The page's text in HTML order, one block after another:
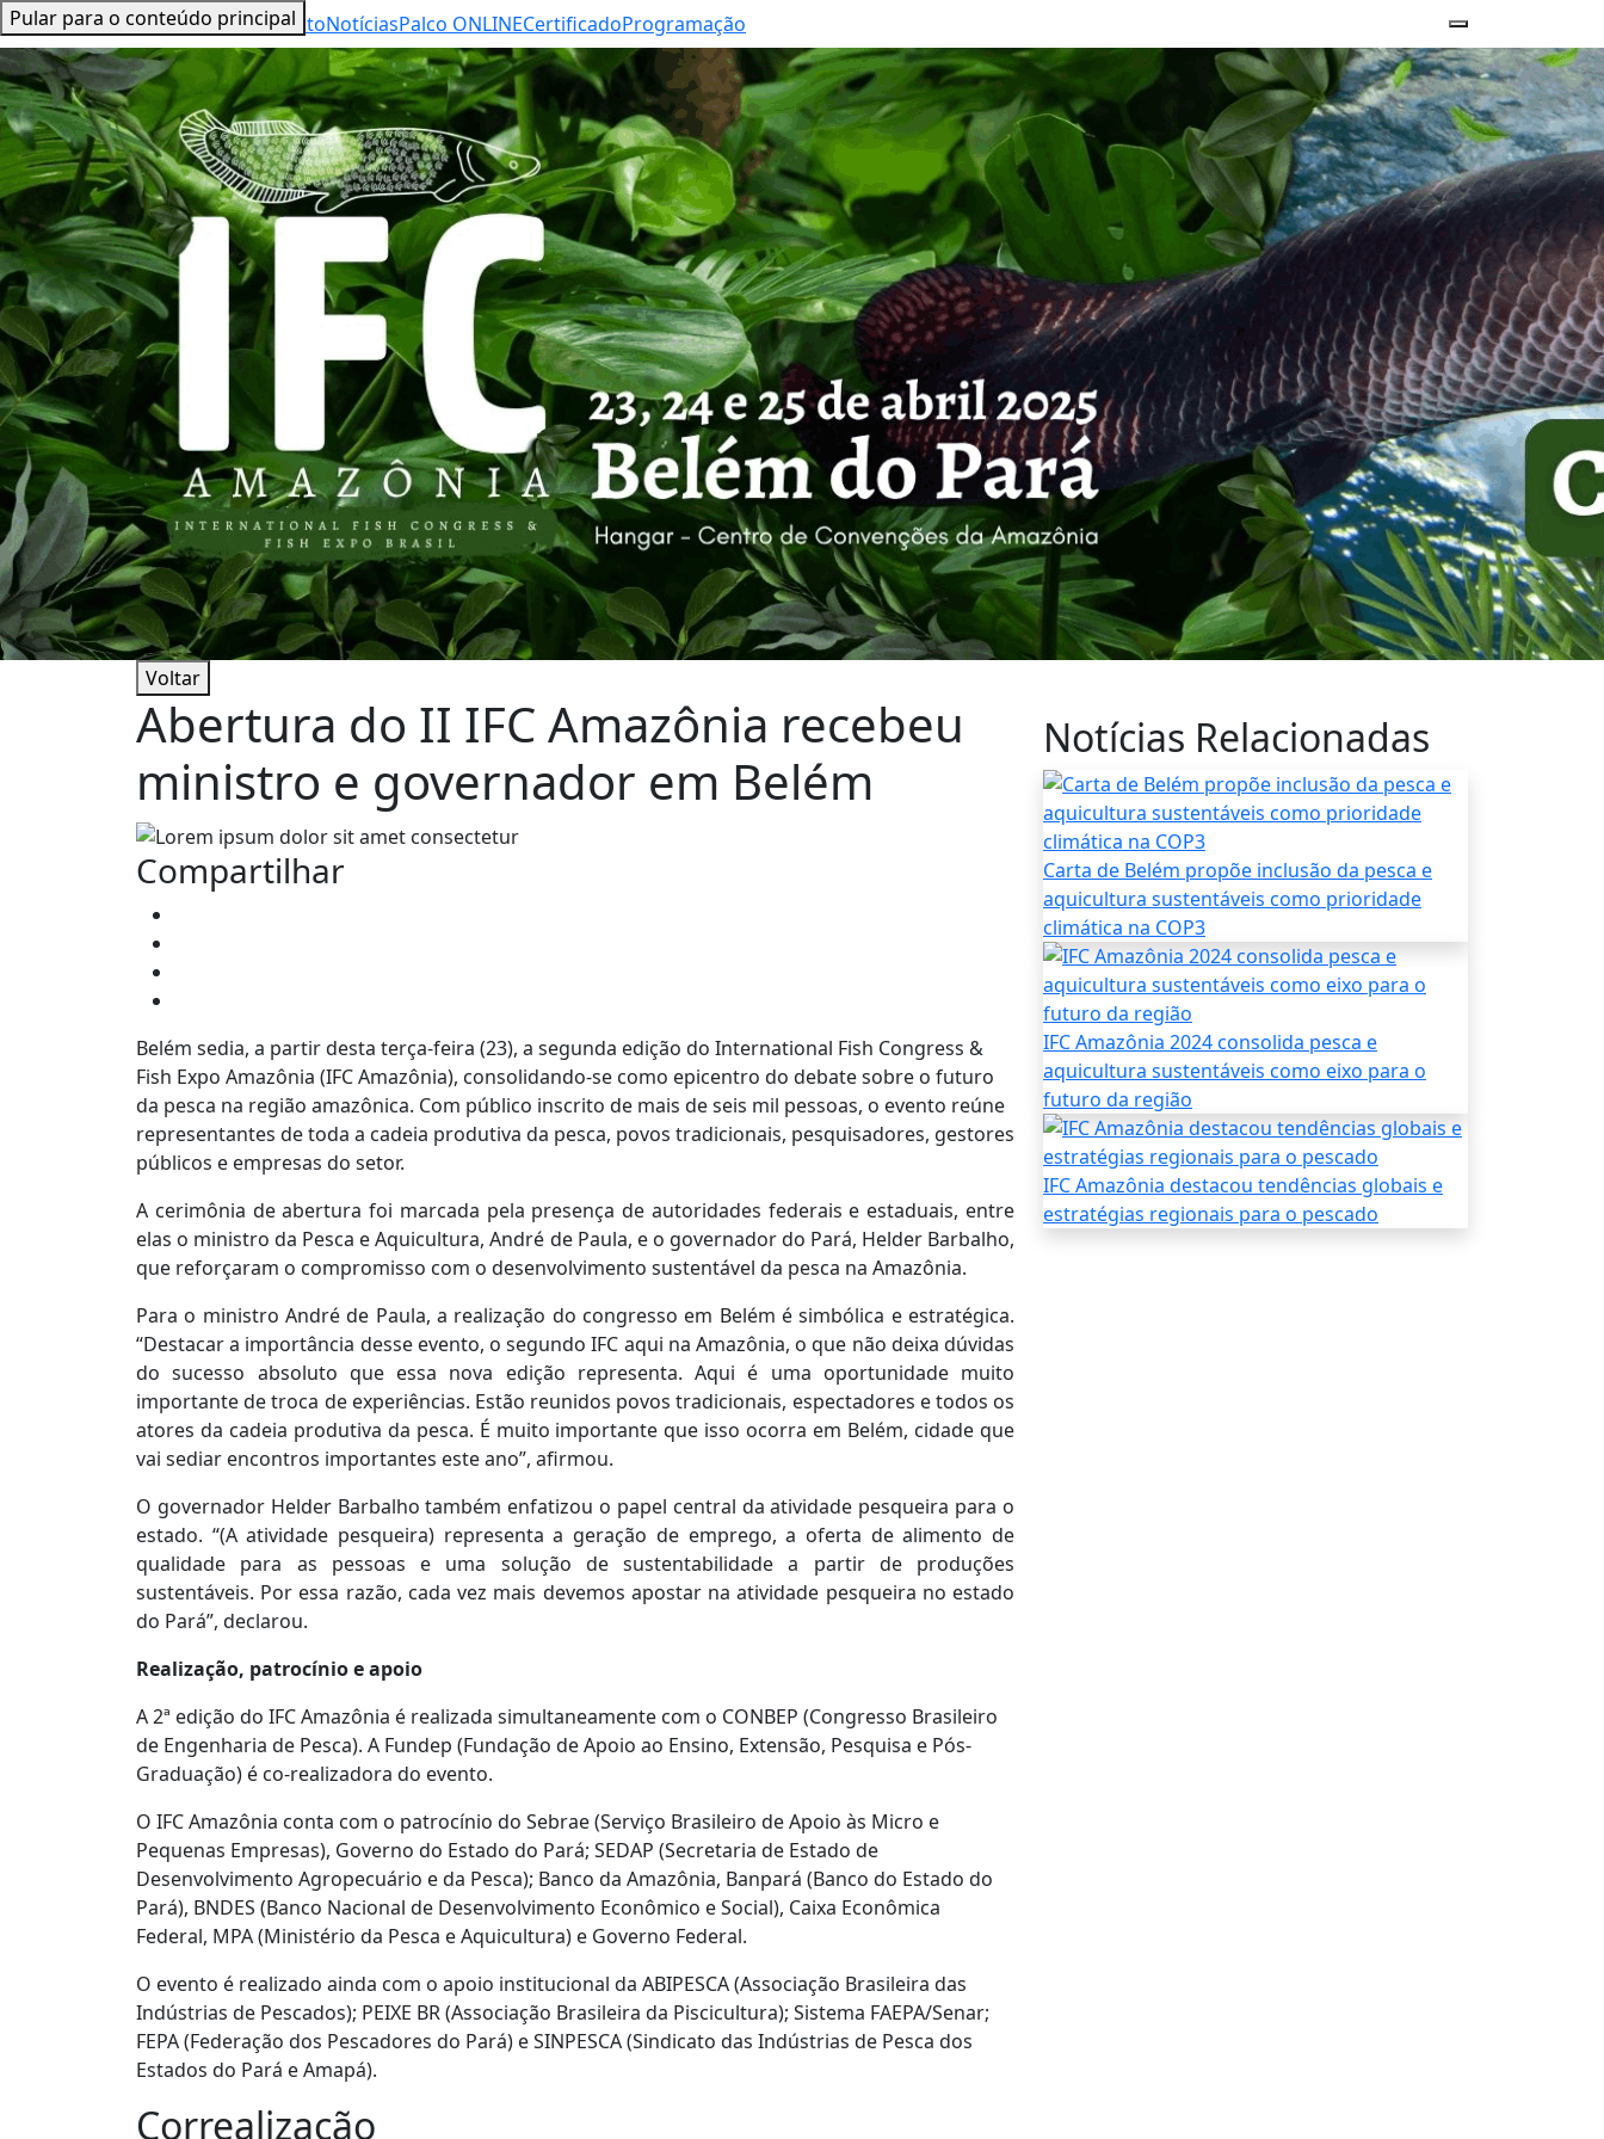
Pular para o conteúdo principal
InicialSobre o eventoNotíciasPalco ONLINECertificadoProgramação
Voltar
Abertura do II IFC Amazônia recebeu
ministro e governador em Belém
Compartilhar
Belém sedia, a partir desta terça-feira (23), a segunda edição do International Fish Congress &
Fish Expo Amazônia (IFC Amazônia), consolidando-se como epicentro do debate sobre o futuro
da pesca na região amazônica. Com público inscrito de mais de seis mil pessoas, o evento reúne
representantes de toda a cadeia produtiva da pesca, povos tradicionais, pesquisadores, gestores
públicos e empresas do setor.
A cerimônia de abertura foi marcada pela presença de autoridades federais e estaduais, entre
elas o ministro da Pesca e Aquicultura, André de Paula, e o governador do Pará, Helder Barbalho,
que reforçaram o compromisso com o desenvolvimento sustentável da pesca na Amazônia.
Para o ministro André de Paula, a realização do congresso em Belém é simbólica e estratégica.
“Destacar a importância desse evento, o segundo IFC aqui na Amazônia, o que não deixa dúvidas
do sucesso absoluto que essa nova edição representa. Aqui é uma oportunidade muito
importante de troca de experiências. Estão reunidos povos tradicionais, espectadores e todos os
atores da cadeia produtiva da pesca. É muito importante que isso ocorra em Belém, cidade que
vai sediar encontros importantes este ano”, afirmou.
O governador Helder Barbalho também enfatizou o papel central da atividade pesqueira para o
estado. “(A atividade pesqueira) representa a geração de emprego, a oferta de alimento de
qualidade para as pessoas e uma solução de sustentabilidade a partir de produções
sustentáveis. Por essa razão, cada vez mais devemos apostar na atividade pesqueira no estado
do Pará”, declarou.
Realização, patrocínio e apoio
A 2ª edição do IFC Amazônia é realizada simultaneamente com o CONBEP (Congresso Brasileiro
de Engenharia de Pesca). A Fundep (Fundação de Apoio ao Ensino, Extensão, Pesquisa e Pós-
Graduação) é co-realizadora do evento.
O IFC Amazônia conta com o patrocínio do Sebrae (Serviço Brasileiro de Apoio às Micro e
Pequenas Empresas), Governo do Estado do Pará; SEDAP (Secretaria de Estado de
Desenvolvimento Agropecuário e da Pesca); Banco da Amazônia, Banpará (Banco do Estado do
Pará), BNDES (Banco Nacional de Desenvolvimento Econômico e Social), Caixa Econômica
Federal, MPA (Ministério da Pesca e Aquicultura) e Governo Federal.
O evento é realizado ainda com o apoio institucional da ABIPESCA (Associação Brasileira das
Indústrias de Pescados); PEIXE BR (Associação Brasileira da Piscicultura); Sistema FAEPA/Senar;
FEPA (Federação dos Pescadores do Pará) e SINPESCA (Sindicato das Indústrias de Pesca dos
Estados do Pará e Amapá).
Notícias Relacionadas
Carta de Belém propõe inclusão da pesca e
aquicultura sustentáveis como prioridade
climática na COP3
IFC Amazônia 2024 consolida pesca e
aquicultura sustentáveis como eixo para o
futuro da região
IFC Amazônia destacou tendências globais e
estratégias regionais para o pescado
Correalização